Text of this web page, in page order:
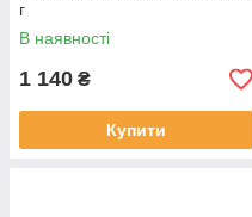
г
В наявності
1 140 ₴
Купити